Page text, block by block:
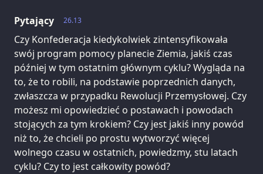
26.13
Pytający
Czy Konfederacja kiedykolwiek zintensyfikowała
swój program pomocy planecie Ziemia, jakiś czas
później w tym ostatnim głównym cyklu? Wygląda na
to, że to robili, na podstawie poprzednich danych,
zwłaszcza w przypadku Rewolucji Przemysłowej. Czy
możesz mi opowiedzieć o postawach i powodach
stojących za tym krokiem? Czy jest jakiś inny powód
niż to, że chcieli po prostu wytworzyć więcej
wolnego czasu w ostatnich, powiedzmy, stu latach
cyklu? Czy to jest całkowity powód?